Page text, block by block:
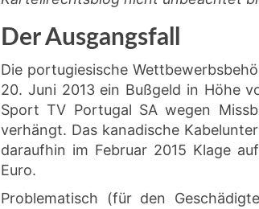
Der Ausgangsfall
Die portugiesische
20. Juni 2013 ein Bußgeld in Höhe
Sport TV Portugal SA wegen
verhängt. Das kanadische
daraufhin im Februar 2015 Klage
Euro.
Problematisch (für den